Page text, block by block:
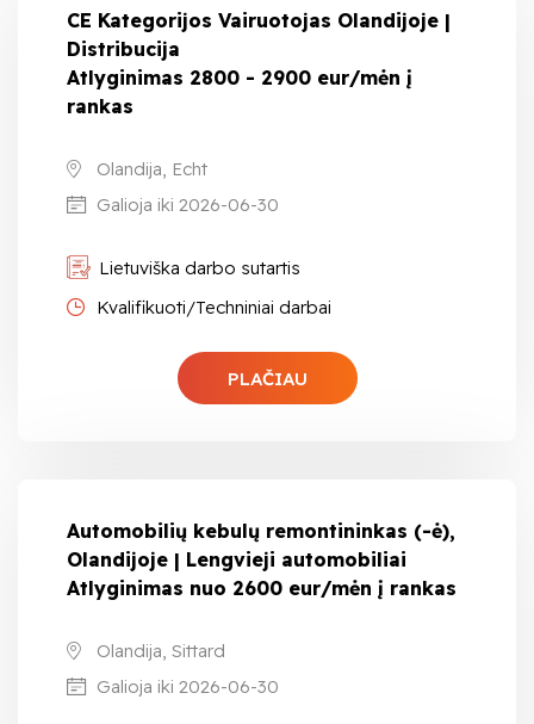
CE Kategorijos Vairuotojas Olandijoje |
Distribucija
Atlyginimas 2800 - 2900 eur/mėn į
rankas
Olandija, Echt
Galioja iki 2026-06-30
Lietuviška darbo sutartis
Kvalifikuoti/Techniniai darbai
PLAČIAU
Automobilių kebulų remontininkas (-ė),
Olandijoje | Lengvieji automobiliai
Atlyginimas nuo 2600 eur/mėn į rankas
Olandija, Sittard
Galioja iki 2026-06-30